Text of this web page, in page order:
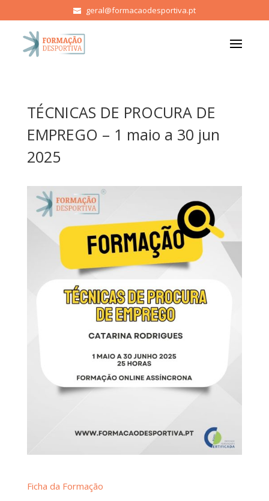
geral@formacaodesportiva.pt
TÉCNICAS DE PROCURA DE
EMPREGO – 1 maio a 30 jun
2025
Ficha da Formação